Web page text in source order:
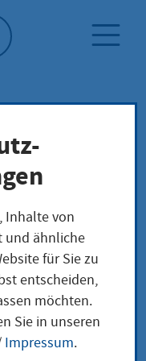
örtliche Häufung
Inhalte von
und ähnliche
für Sie zu
entscheiden,
möchten.
Sie in unseren
Impressum.